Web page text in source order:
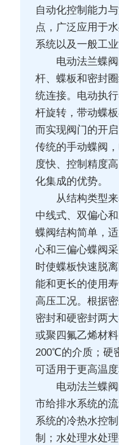
自动化控制能力
点，广泛应用于
系统以及一般工
电动法兰蝶
杆、蝶板和密封
统连接。电动执
杆旋转，带动蝶
而实现阀门的开
传统的手动蝶阀
度快、控制精度
化集成的优势。
从结构类型
中线式、双偏心
蝶阀结构简单，
心和三偏心蝶阀
时使蝶板快速脱
能和更长的使用
高压工况。根据
密封和硬密封两
或聚四氟乙烯材
200℃的介质；硬
可适用于更高温
电动法兰蝶
市给排水系统的
系统的冷热水控
制；水处理水处